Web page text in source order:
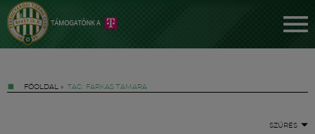
FŐOLDAL » TAG: FARKAS TAMARA
SZŰRÉS